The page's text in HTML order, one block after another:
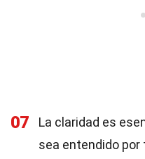
07
La claridad es
sea entendido por